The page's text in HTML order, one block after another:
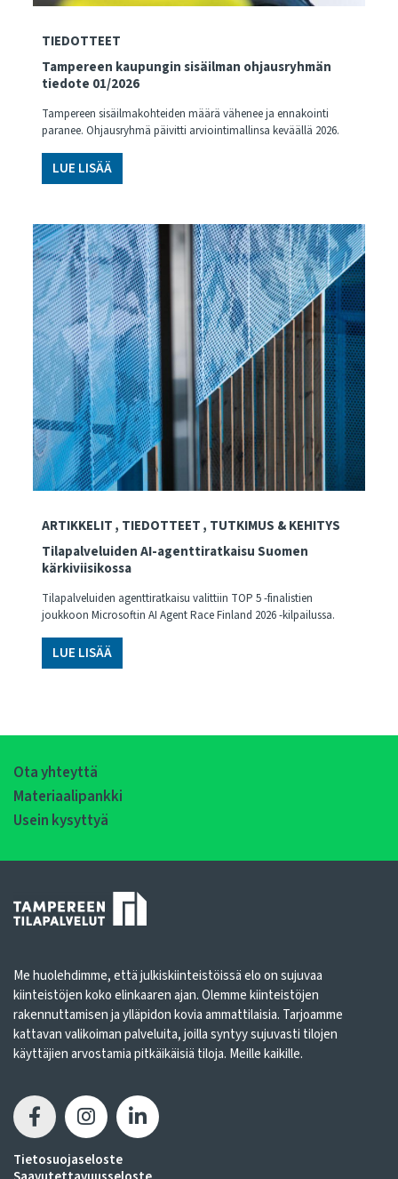
TIEDOTTEET
Tampereen kaupungin sisäilman ohjausryhmän
tiedote 01/2026
Tampereen sisäilmakohteiden määrä vähenee ja ennakointi
paranee. Ohjausryhmä päivitti arviointimallinsa keväällä 2026.
LUE LISÄÄ
ARTIKKELIT TIEDOTTEET TUTKIMUS & KEHITYS
Tilapalveluiden AI-agenttiratkaisu Suomen
kärkiviisikossa
Tilapalveluiden agenttiratkaisu valittiin TOP 5 -finalistien
joukkoon Microsoftin AI Agent Race Finland 2026 -kilpailussa.
LUE LISÄÄ
Ota yhteyttä
Materiaalipankki
Usein kysyttyä
Me huolehdimme, että julkiskiinteistöissä elo on sujuvaa
kiinteistöjen koko elinkaaren ajan. Olemme kiinteistöjen
rakennuttamisen ja ylläpidon kovia ammattilaisia. Tarjoamme
kattavan valikoiman palveluita, joilla syntyy sujuvasti tilojen
käyttäjien arvostamia pitkäikäisiä tiloja. Meille kaikille.
Tietosuojaseloste